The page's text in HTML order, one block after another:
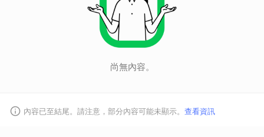
尚無內容。
內容已至結尾。請注意，部分內容可能未顯示。 查看資訊